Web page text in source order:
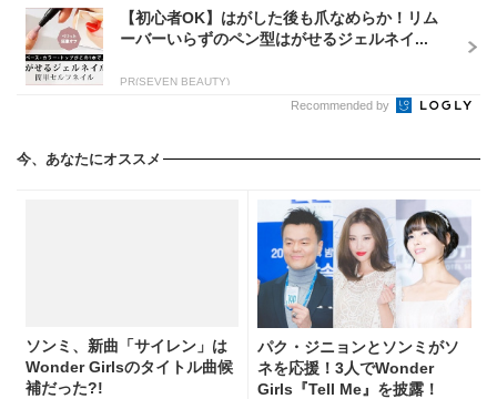
【初心者OK】はがした後も爪なめらか！リム
ーバーいらずのペン型はがせるジェルネイ...
PR(SEVEN BEAUTY)
Recommended by
今、あなたにオススメ
ソンミ、新曲「サイレン」は
Wonder Girlsのタイトル曲候
補だった?!
パク・ジニョンとソンミがソ
ネを応援！3人でWonder
Girls『Tell Me』を披露！